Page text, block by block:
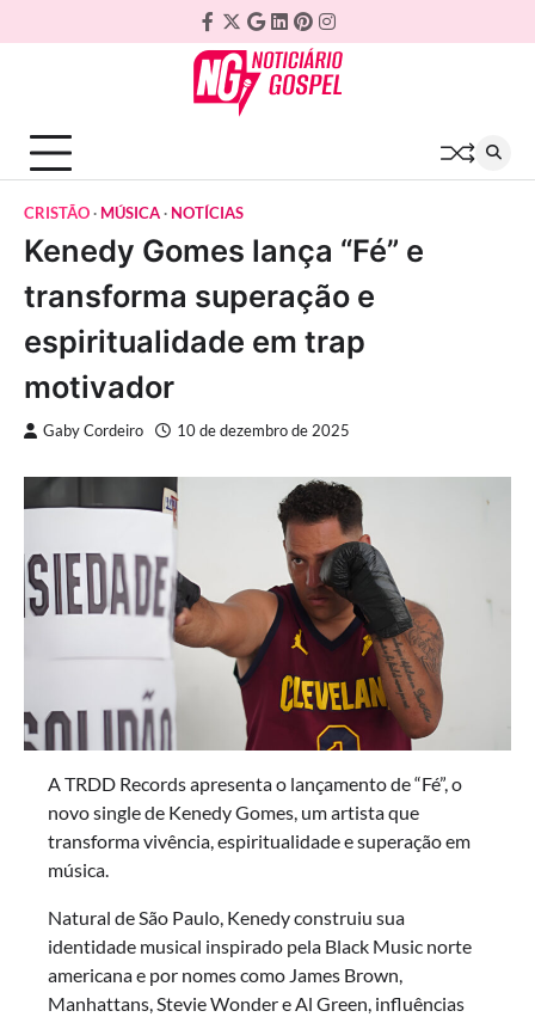
to
Facebook
Twitter
Google
Plus
Linkedin
Pinterest
Instagram
CRISTÃO MÚSICA NOTÍCIAS
Kenedy Gomes lança “Fé” e
transforma superação e
espiritualidade em trap
motivador
Gaby Cordeiro 10 de dezembro de 2025
A TRDD Records apresenta o lançamento de “Fé”, o
novo single de Kenedy Gomes, um artista que
transforma vivência, espiritualidade e superação em
música.
Natural de São Paulo, Kenedy construiu sua
identidade musical inspirado pela Black Music norte
americana e por nomes como James Brown,
Manhattans, Stevie Wonder e Al Green, influências